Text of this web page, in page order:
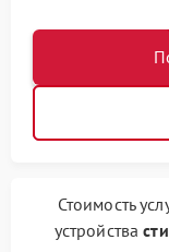
Стоимость
устройства